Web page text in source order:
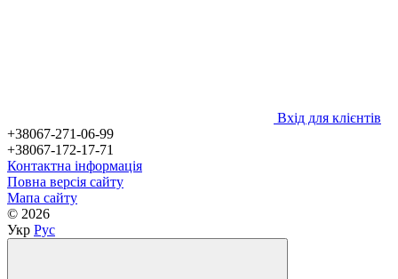
Вхід для клієнтів
+38067-271-06-99
+38067-172-17-71
Контактна інформація
Повна версія сайту
Мапа сайту
© 2026
Укр Рус